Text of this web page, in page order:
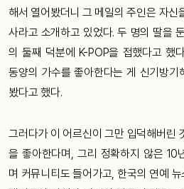
해서 열어봤더니 그 메일의 주인은 자
사라고 소개하고 있었다. 두 명의 딸을
의 둘째 덕분에 K-POP을 접했다고 했
동양의 가수를 좋아한다는 게 신기방기
봤다고 했다.
그러다가 이 어르신이 그만 입덕해버린
을 좋아한다며, 그리 정확하지 않은 10
며 커뮤니티도 들어가고, 한국의 연예